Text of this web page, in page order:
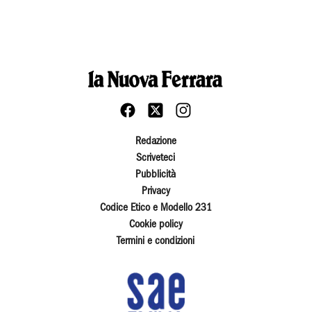
Redazione
Scriveteci
Pubblicità
Privacy
Codice Etico e Modello 231
Cookie policy
Termini e condizioni